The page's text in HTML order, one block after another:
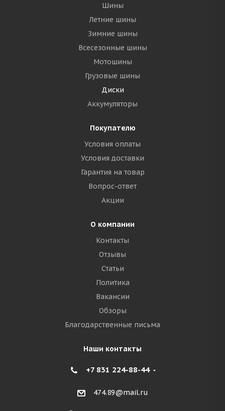
Шины
Летние шины
Зимние шины
Всесезонные шины
Мотошины
Грузовые шины
Диски
Аккумуляторы
Покупателю
Условия оплаты
Условия доставки
Гарантия на товар
Вопрос-ответ
Акции
О компании
Контакты
Отзывы
Статьи
Политика
Вакансии
Обзоры
Благодарственные письма
Наши контакты
+7 831 224-88-44
474.89@mail.ru